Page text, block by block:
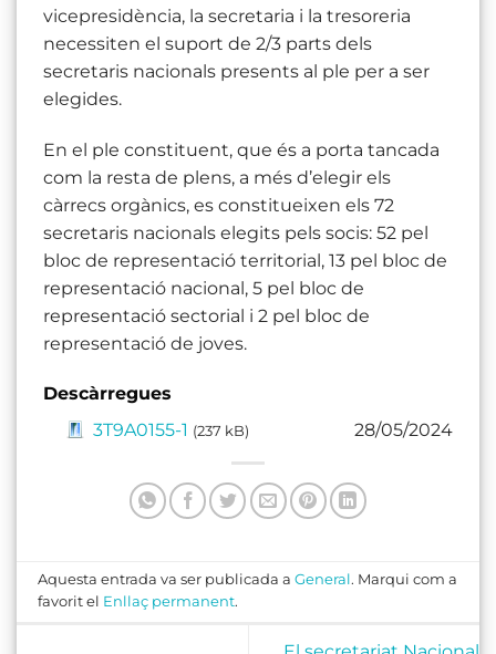
vicepresidència, la secretaria i la tresoreria
necessiten el suport de 2/3 parts dels
secretaris nacionals presents al ple per a ser
elegides.
En el ple constituent, que és a porta tancada
com la resta de plens, a més d’elegir els
càrrecs orgànics, es constitueixen els 72
secretaris nacionals elegits pels socis: 52 pel
bloc de representació territorial, 13 pel bloc de
representació nacional, 5 pel bloc de
representació sectorial i 2 pel bloc de
representació de joves.
Descàrregues
3T9A0155-1 (237 kB) 28/05/2024
Aquesta entrada va ser publicada aGeneral . Marqui com a
favorit el Enllaç permanent.